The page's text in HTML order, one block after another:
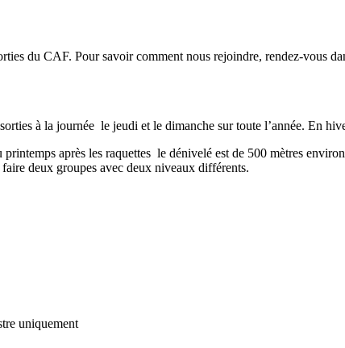
du CAF. Pour savoir comment nous rejoindre, rendez-vous
à la journée le jeudi et le dimanche sur toute l’année. En
après les raquettes le dénivelé est de 500 mètres
deux groupes avec deux niveaux différents.
uniquement